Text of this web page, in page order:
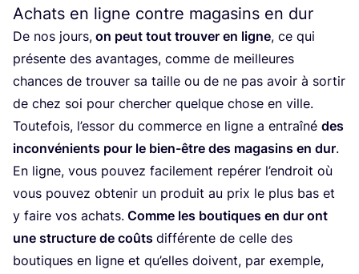
Achats en ligne contre magasins en dur
De nos jours, on peut tout trou­ver en ligne, ce qui
pré­sente des avan­tages, comme de meilleures
chances de trou­ver sa taille ou de ne pas avoir à sor­tir
de chez soi pour cher­cher quelque chose en ville.
Tou­te­fois, l’es­sor du com­merce en ligne a entraî­né des
incon­vé­nients pour le bien-être des maga­sins en dur.
En ligne, vous pou­vez faci­le­ment repé­rer l’en­droit où
vous pou­vez obte­nir un pro­duit au prix le plus bas et
y faire vos achats. Comme les bou­tiques en dur ont
une struc­ture de coûts dif­fé­rente de celle des
bou­tiques en ligne et qu’elles doivent, par exemple,